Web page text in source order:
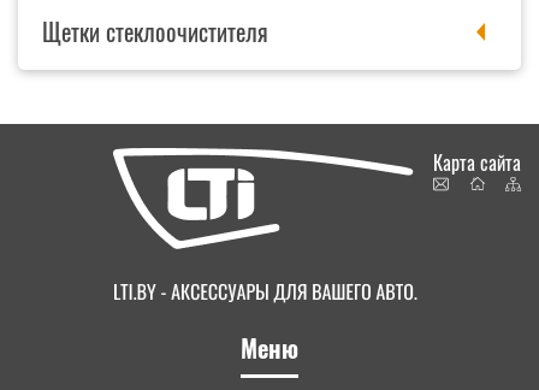
Щетки стеклоочистителя
Меню
Карта сайта